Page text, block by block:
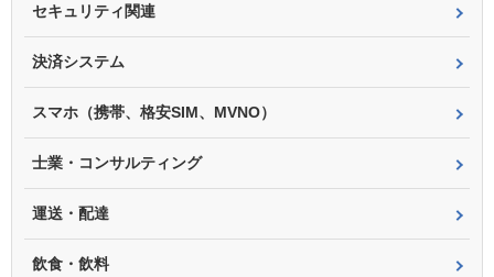
セキュリティ関連
決済システム
スマホ（携帯、格安SIM、MVNO）
士業・コンサルティング
運送・配達
飲食・飲料